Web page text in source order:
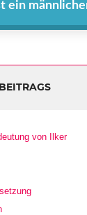
ein
von Ilker